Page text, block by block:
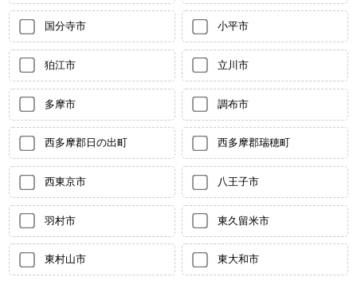
国分寺市 小平市
狛江市 立川市
多摩市 調布市
西多摩郡日の出町 西多摩郡瑞穂町
西東京市 八王子市
羽村市 東久留米市
東村山市 東大和市